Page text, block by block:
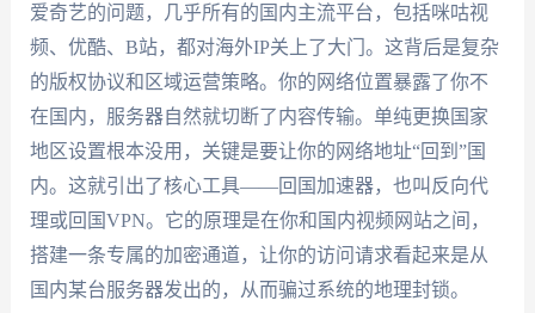
爱奇艺的问题，几乎所有的国内主流平台，包括咪咕视
频、优酷、B站，都对海外IP关上了大门。这背后是复杂
的版权协议和区域运营策略。你的网络位置暴露了你不
在国内，服务器自然就切断了内容传输。单纯更换国家
地区设置根本没用，关键是要让你的网络地址“回到”国
内。这就引出了核心工具——回国加速器，也叫反向代
理或回国VPN。它的原理是在你和国内视频网站之间，
搭建一条专属的加密通道，让你的访问请求看起来是从
国内某台服务器发出的，从而骗过系统的地理封锁。